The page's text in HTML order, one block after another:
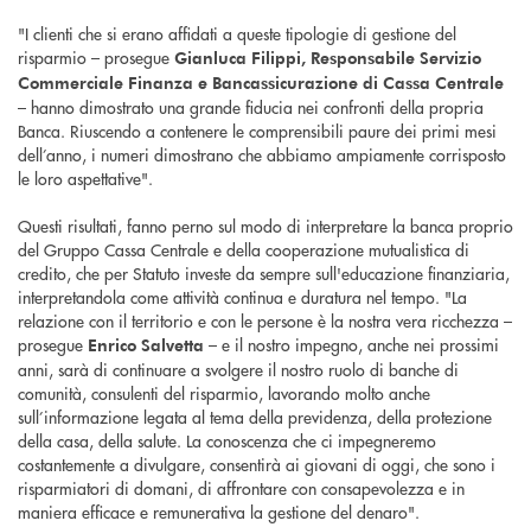
"I clienti che si erano affidati a queste tipologie di gestione del
risparmio – prosegue Gianluca Filippi, Responsabile Servizio
Commerciale Finanza e Bancassicurazione di Cassa Centrale
– hanno dimostrato una grande fiducia nei confronti della propria
Banca. Riuscendo a contenere le comprensibili paure dei primi mesi
dell’anno, i numeri dimostrano che abbiamo ampiamente corrisposto
le loro aspettative".
Questi risultati, fanno perno sul modo di interpretare la banca proprio
del Gruppo Cassa Centrale e della cooperazione mutualistica di
credito, che per Statuto investe da sempre sull'educazione finanziaria,
interpretandola come attività continua e duratura nel tempo. "La
relazione con il territorio e con le persone è la nostra vera ricchezza –
prosegue Enrico Salvetta – e il nostro impegno, anche nei prossimi
anni, sarà di continuare a svolgere il nostro ruolo di banche di
comunità, consulenti del risparmio, lavorando molto anche
sull’informazione legata al tema della previdenza, della protezione
della casa, della salute. La conoscenza che ci impegneremo
costantemente a divulgare, consentirà ai giovani di oggi, che sono i
risparmiatori di domani, di affrontare con consapevolezza e in
maniera efficace e remunerativa la gestione del denaro".